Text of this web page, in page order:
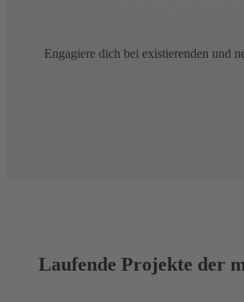
Engagiere dich bei existierenden und
Laufende Projekte der